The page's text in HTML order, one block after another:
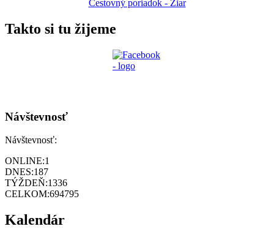
Cestovný poriadok - Žiar
Takto si tu žijeme
Návštevnosť
Návštevnosť:
ONLINE:1
DNES:187
TÝŽDEŇ:1336
CELKOM:694795
Kalendár